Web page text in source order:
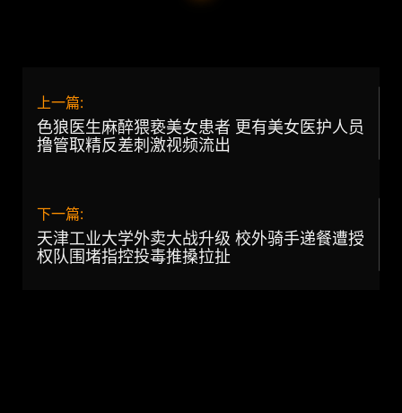
上一篇:
色狼医生麻醉猥亵美女患者 更有美女医护人员
撸管取精反差刺激视频流出
下一篇:
天津工业大学外卖大战升级 校外骑手递餐遭授
权队围堵指控投毒推搡拉扯